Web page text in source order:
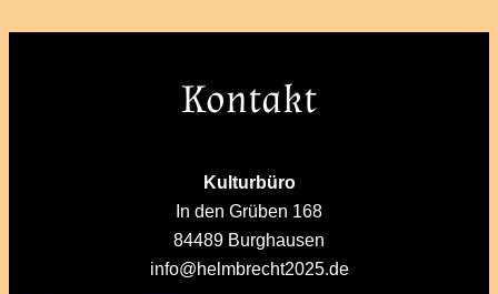
Kontakt
Kulturbüro
In den Grüben 168
84489 Burghausen
info@helmbrecht2025.de